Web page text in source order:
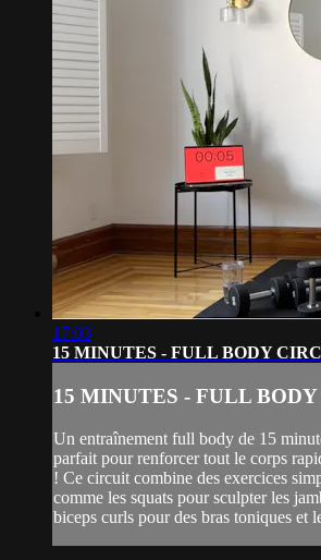
17:03
15 MINUTES - FULL BODY
15 MINUTES - FULL
Un entraînement full body de 15
parfait pour renforcer tout le corps
! Ce circuit combine des exercices
comme les squats pour sculpter les
biceps curls pour des bras toniques et